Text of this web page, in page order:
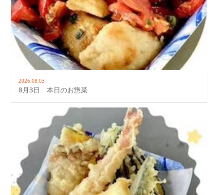
2026.08.03
8月3日 本日のお惣菜